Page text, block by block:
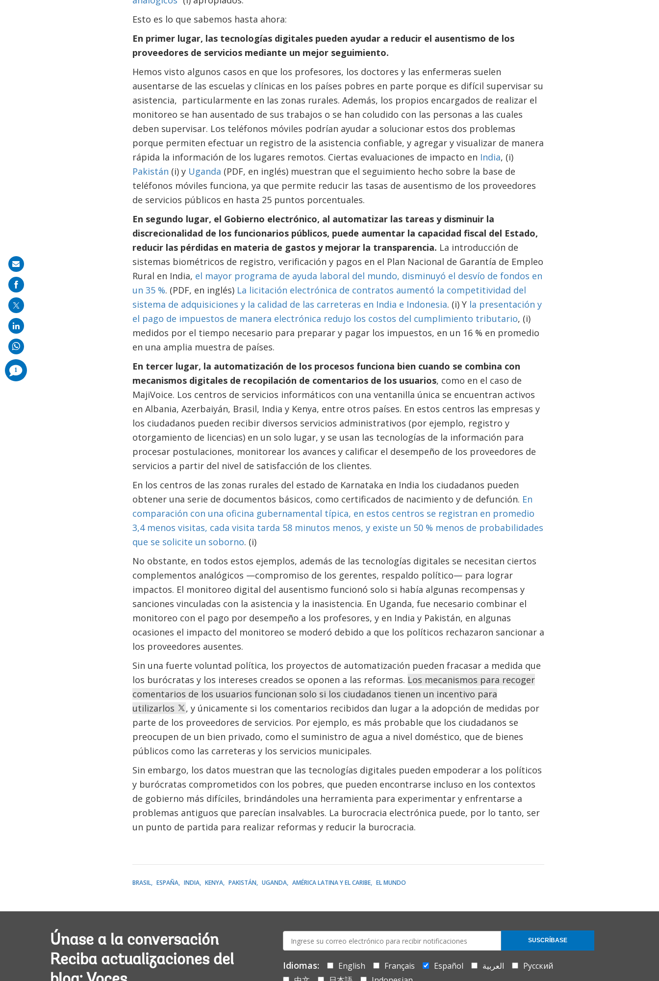
Esto es lo que sabemos hasta ahora:
En primer lugar, las tecnologías digitales pueden ayudar a reducir el ausentismo de los
proveedores de servicios mediante un mejor seguimiento.
Hemos visto algunos casos en que los profesores, los doctores y las enfermeras suelen
ausentarse de las escuelas y clínicas en los países pobres en parte porque es difícil supervisar su
asistencia, particularmente en las zonas rurales. Además, los propios encargados de realizar el
monitoreo se han ausentado de sus trabajos o se han coludido con las personas a las cuales
deben supervisar. Los teléfonos móviles podrían ayudar a solucionar estos dos problemas
porque permiten efectuar un registro de la asistencia confiable, y agregar y visualizar de manera
rápida la información de los lugares remotos. Ciertas evaluaciones de impacto en India, (i)
Pakistán (i) y Uganda (PDF, en inglés) muestran que el seguimiento hecho sobre la base de
teléfonos móviles funciona, ya que permite reducir las tasas de ausentismo de los proveedores
de servicios públicos en hasta 25 puntos porcentuales.
En segundo lugar, el Gobierno electrónico, al automatizar las tareas y disminuir la
discrecionalidad de los funcionarios públicos, puede aumentar la capacidad fiscal del Estado,
reducir las pérdidas en materia de gastos y mejorar la transparencia. La introducción de
sistemas biométricos de registro, verificación y pagos en el Plan Nacional de Garantía de Empleo
Rural en India, el mayor programa de ayuda laboral del mundo, disminuyó el desvío de fondos en
un 35 %. (PDF, en inglés) La licitación electrónica de contratos aumentó la competitividad del
sistema de adquisiciones y la calidad de las carreteras en India e Indonesia. (i) Y la presentación y
el pago de impuestos de manera electrónica redujo los costos del cumplimiento tributario, (i)
medidos por el tiempo necesario para preparar y pagar los impuestos, en un 16 % en promedio
en una amplia muestra de países.
En tercer lugar, la automatización de los procesos funciona bien cuando se combina con
mecanismos digitales de recopilación de comentarios de los usuarios, como en el caso de
MajiVoice. Los centros de servicios informáticos con una ventanilla única se encuentran activos
en Albania, Azerbaiyán, Brasil, India y Kenya, entre otros países. En estos centros las empresas y
los ciudadanos pueden recibir diversos servicios administrativos (por ejemplo, registro y
otorgamiento de licencias) en un solo lugar, y se usan las tecnologías de la información para
procesar postulaciones, monitorear los avances y calificar el desempeño de los proveedores de
servicios a partir del nivel de satisfacción de los clientes.
En los centros de las zonas rurales del estado de Karnataka en India los ciudadanos pueden
obtener una serie de documentos básicos, como certificados de nacimiento y de defunción. En
comparación con una oficina gubernamental típica, en estos centros se registran en promedio
3,4 menos visitas, cada visita tarda 58 minutos menos, y existe un 50 % menos de probabilidades
que se solicite un soborno. (i)
No obstante, en todos estos ejemplos, además de las tecnologías digitales se necesitan ciertos
complementos analógicos —compromiso de los gerentes, respaldo político— para lograr
impactos. El monitoreo digital del ausentismo funcionó solo si había algunas recompensas y
sanciones vinculadas con la asistencia y la inasistencia. En Uganda, fue necesario combinar el
monitoreo con el pago por desempeño a los profesores, y en India y Pakistán, en algunas
ocasiones el impacto del monitoreo se moderó debido a que los políticos rechazaron sancionar a
los proveedores ausentes.
Sin una fuerte voluntad política, los proyectos de automatización pueden fracasar a medida que
los burócratas y los intereses creados se oponen a las reformas. Los mecanismos para recoger
comentarios de los usuarios funcionan solo si los ciudadanos tienen un incentivo para
utilizarlos
, y únicamente si los comentarios recibidos dan lugar a la adopción de medidas por
parte de los proveedores de servicios. Por ejemplo, es más probable que los ciudadanos se
preocupen de un bien privado, como el suministro de agua a nivel doméstico, que de bienes
públicos como las carreteras y los servicios municipales.
Sin embargo, los datos muestran que las tecnologías digitales pueden empoderar a los políticos
y burócratas comprometidos con los pobres, que pueden encontrarse incluso en los contextos
de gobierno más difíciles, brindándoles una herramienta para experimentar y enfrentarse a
problemas antiguos que parecían insalvables. La burocracia electrónica puede, por lo tanto, ser
un punto de partida para realizar reformas y reducir la burocracia.
BRASIL ESPAÑA INDIA KENYA PAKISTÁN UGANDA AMÉRICA LATINA Y EL CARIBE EL MUNDO
Únase a la conversación
Reciba actualizaciones del
mail:
Idiomas: English Français Español العربية
Русский
SUSCRÍBASE
Share
on
mail
1
comments
added